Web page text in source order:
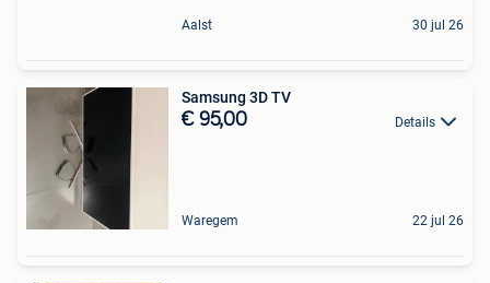
Aalst 30 jul 26
Samsung 3D TV
€ 95,00 Details
Waregem 22 jul 26